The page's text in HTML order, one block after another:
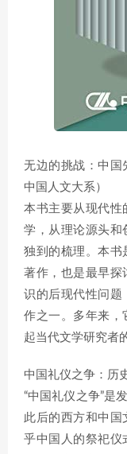
无边的挑战：中国
中国人文大系）
本书主要从现代性
学，从理论源头和
独到的梳理。本书
著作，也是最早探
识的后现代性问题
作之一。多年来，
起当代文学研究者
中国礼仪之争：历
“中国礼仪之争”是
此后的西方和中国
乎中国人的祭祀仪